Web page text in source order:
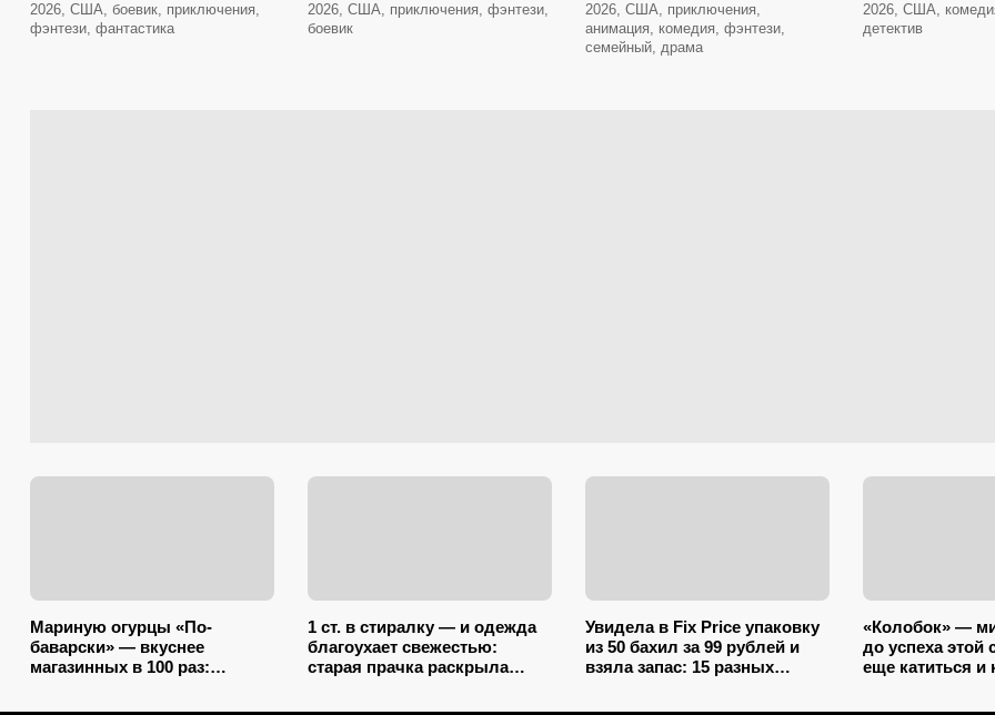
2026, США, боевик, приключения,
фэнтези, фантастика
2026, США, приключения, фэнтези,
боевик
2026, США, приключения,
анимация, комедия, фэнтези,
семейный, драма
2026, США,
детектив
Мариную огурцы «По-
баварски» — вкуснее
магазинных в 100 раз:
1 ст. в стиралку — и одежда
благоухает свежестью:
старая прачка раскрыла
Увидела в Fix Price упаковку
из 50 бахил за 99 рублей и
взяла запас: 15 разных
«Колобок» —
до успеха этой
еще катиться и